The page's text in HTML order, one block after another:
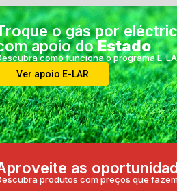
o gás por
apoio doEstado
como funciona o programa E-
Ver apoio E-LAR
as
produtos com preços que